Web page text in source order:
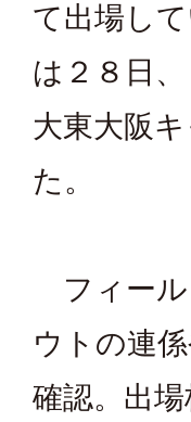
て出場し
は２８日
大東大阪
た。
フィール
ウトの連
確認。出